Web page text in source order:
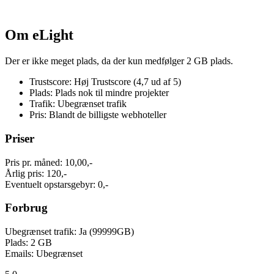
Om eLight
Der er ikke meget plads, da der kun medfølger 2 GB plads.
Trustscore: Høj Trustscore (4,7 ud af 5)
Plads: Plads nok til mindre projekter
Trafik: Ubegrænset trafik
Pris: Blandt de billigste webhoteller
Priser
Pris pr. måned: 10,00,-
Årlig pris: 120,-
Eventuelt opstarsgebyr: 0,-
Forbrug
Ubegrænset trafik: Ja (99999GB)
Plads: 2 GB
Emails: Ubegrænset